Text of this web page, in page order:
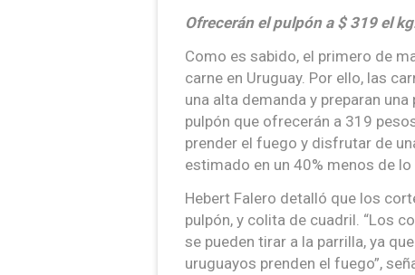
Ofrecerán el pulpón a $ 319 el
Como es sabido, el primero de
carne en Uruguay. Por ello, las
una alta demanda y preparan
pulpón que ofrecerán a 319
prender el fuego y disfrutar de
estimado en un 40% menos de
Hebert Falero detalló que los
pulpón, y colita de cuadril. “Los
se pueden tirar a la parrilla, ya
uruguayos prenden el fuego”,